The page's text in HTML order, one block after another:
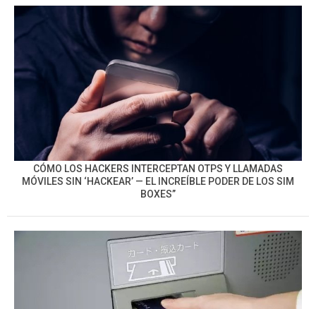
CÓMO LOS HACKERS INTERCEPTAN OTPS Y LLAMADAS
MÓVILES SIN ‘HACKEAR’ — EL INCREÍBLE PODER DE LOS SIM
BOXES”